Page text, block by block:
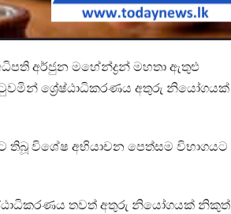
අර්ජුන මහේන්ද්‍රන් මහතා ඇතුළු
ශ්‍රේෂ්ඨාධිකරණය අතුරු නියෝගයක්
විශේෂ අභියාචන පෙත්සම විභාගයට
තවත් අතුරු නියෝගයක් නිකුත්